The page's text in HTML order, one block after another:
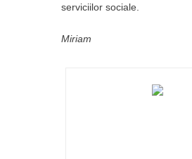
serviciilor sociale.
Miriam